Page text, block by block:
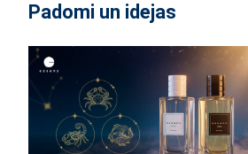
Padomi un idejas